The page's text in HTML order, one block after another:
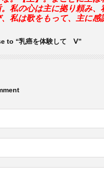
私の心は主に拠り頼み
、私は歌をもって、主に
to “乳癌を体験して Ⅴ”